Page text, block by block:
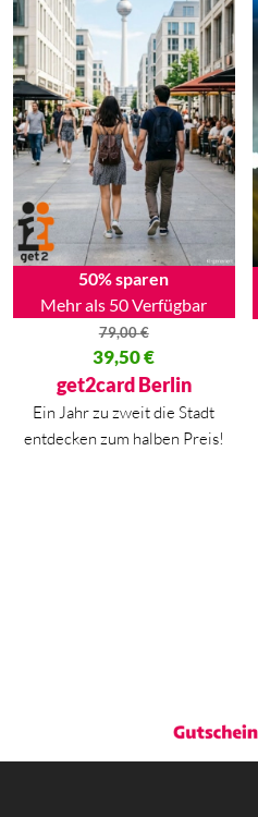
50% sparen
Mehr als 50 Verfügbar
79,00€
Ursprünglicher Preis war: 79,00 €
39,50€
Aktueller Preis ist: 39,50 €.
get2card Berlin
Ein Jahr zu zweit die Stadt
entdecken zum halben Preis!